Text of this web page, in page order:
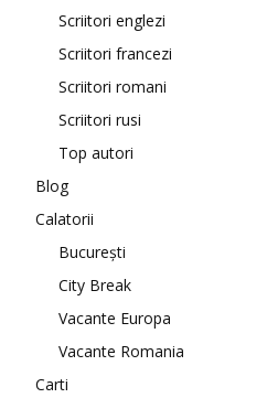
Scriitori englezi
Scriitori francezi
Scriitori romani
Scriitori rusi
Top autori
Blog
Calatorii
București
City Break
Vacante Europa
Vacante Romania
Carti